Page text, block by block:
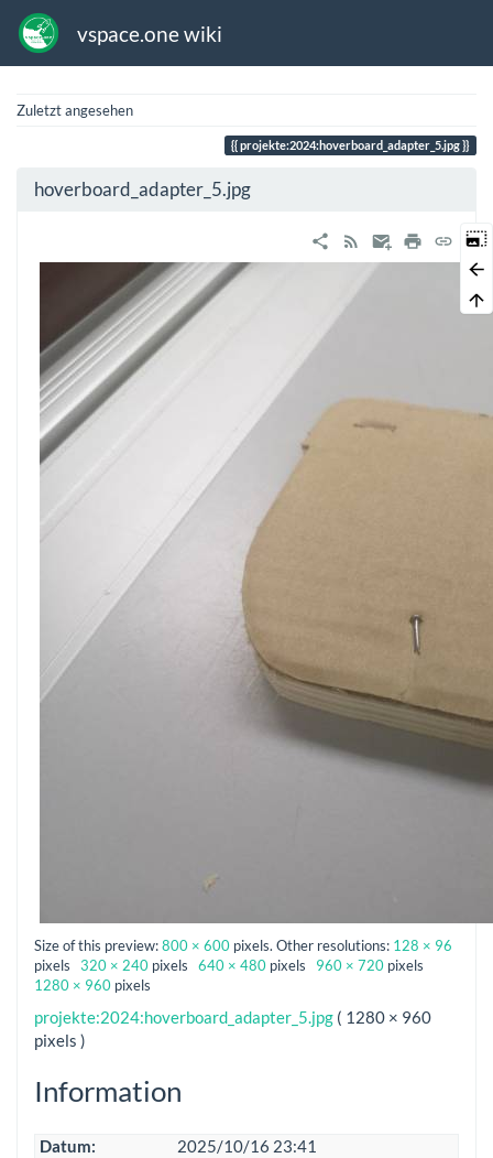
vspace.one wiki
Zuletzt angesehen
projekte:2024:hoverboard_adapter_5.jpg
hoverboard_adapter_5.jpg
Size of this preview:800 × 600 pixels. Other resolutions: 128 × 96
pixels 320 × 240 pixels 640 × 480 pixels 960 × 720 pixels
1280 × 960 pixels
projekte:2024:hoverboard_adapter_5.jpg ( 1280 × 960
pixels )
Information
Datum:
2025/10/16 23:41